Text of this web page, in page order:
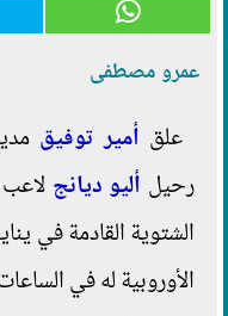
عمرو مصطفى
علق أمير توفيق
رحيل أليو ديانج
الشتوية القادمة في
الأوروبية له في